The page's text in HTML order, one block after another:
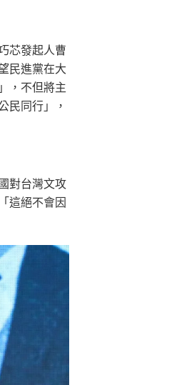
芯發起人曹
民進黨在大
，不但將主
民同行」，
對台灣文攻
這絕不會因